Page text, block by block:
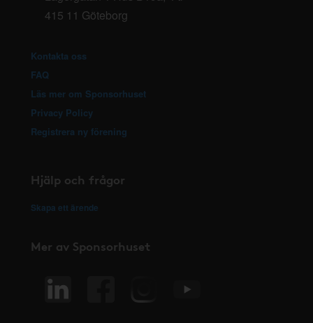
415 11 Göteborg
Kontakta oss
FAQ
Läs mer om Sponsorhuset
Privacy Policy
Registrera ny förening
Hjälp och frågor
Skapa ett ärende
Mer av Sponsorhuset